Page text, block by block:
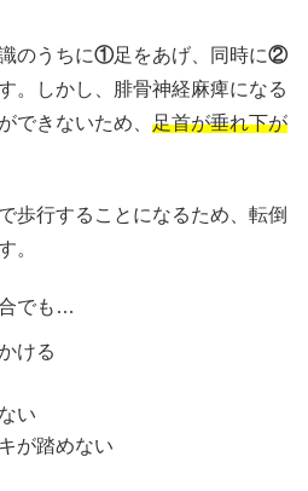
のうちに①足をあげ、同時に②
。しかし、腓骨神経麻痺になる
できないため、 足首が垂れ下が
歩行することになるため、転倒
。
でも…
ける
い
が踏めない